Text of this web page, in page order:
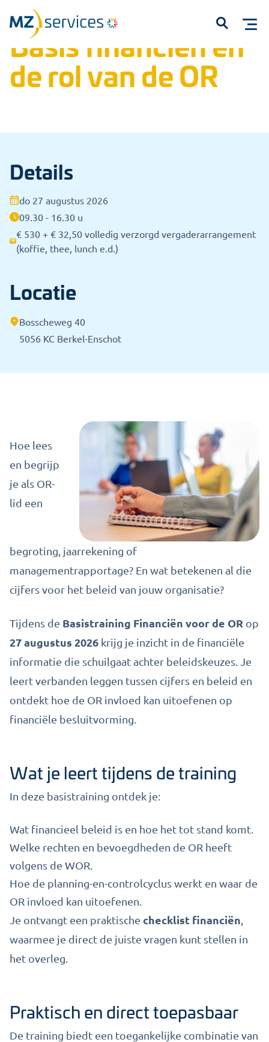
Home Trainingen Open inschrijvingen Basis financiën en de rol van de OR
Basis financiën en
de rol van de OR
Details
do 27 augustus 2026
09.30 - 16.30 u
€ 530 + € 32,50 volledig verzorgd vergaderarrangement
(koffie, thee, lunch e.d.)
Locatie
Bosscheweg 40
5056 KC Berkel-Enschot
Hoe lees
en begrijp
je als OR-
lid een
begroting, jaarrekening of
managementrapportage? En wat betekenen al die
cijfers voor het beleid van jouw organisatie?
Tijdens de Basistraining Financiën voor de OR op
27 augustus 2026 krijg je inzicht in de financiële
informatie die schuilgaat achter beleidskeuzes. Je
leert verbanden leggen tussen cijfers en beleid en
ontdekt hoe de OR invloed kan uitoefenen op
financiële besluitvorming.
Wat je leert tijdens de training
In deze basistraining ontdek je:
Wat financieel beleid is en hoe het tot stand komt.
Welke rechten en bevoegdheden de OR heeft
volgens de WOR.
Hoe de planning-en-controlcyclus werkt en waar de
OR invloed kan uitoefenen.
Je ontvangt een praktische checklist financiën
waarmee je direct de juiste vragen kunt stellen in
het overleg.
Praktisch en direct toepasbaar
De training biedt een toegankelijke combinatie van